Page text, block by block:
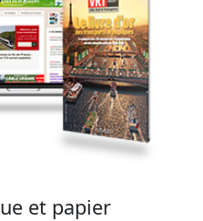
et papier